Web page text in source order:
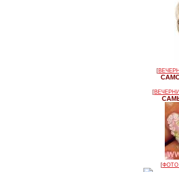
[
[
[ФОТО